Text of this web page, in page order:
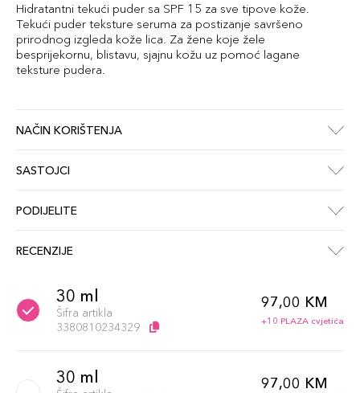
Hidratantni tekući puder sa SPF 15 za sve tipove kože.
Tekući puder teksture seruma za postizanje savršeno
prirodnog izgleda kože lica. Za žene koje žele
besprijekornu, blistavu, sjajnu kožu uz pomoć lagane
teksture pudera.
NAČIN KORIŠTENJA
SASTOJCI
PODIJELITE
RECENZIJE
30 ml
Šifra artikla
3380810234329
97,00 KM
+10 PLAZA cvjetića
30 ml 97,00 KM